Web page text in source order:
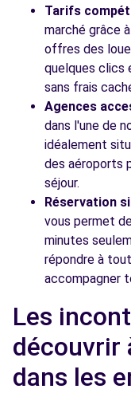
Tarifs
marché grâce
offres des
quelques clics
sans frais
Agences
dans l'une de
idéalement
des aéroports
séjour.
Réservation
vous permet
minutes
répondre à
accompagner
Les
découvrir
dans les